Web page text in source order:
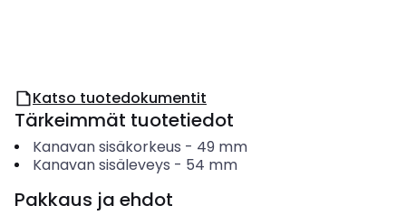
Katso tuotedokumentit
Tärkeimmät tuotetiedot
Kanavan sisäkorkeus - 49 mm
Kanavan sisäleveys - 54 mm
Pakkaus ja ehdot